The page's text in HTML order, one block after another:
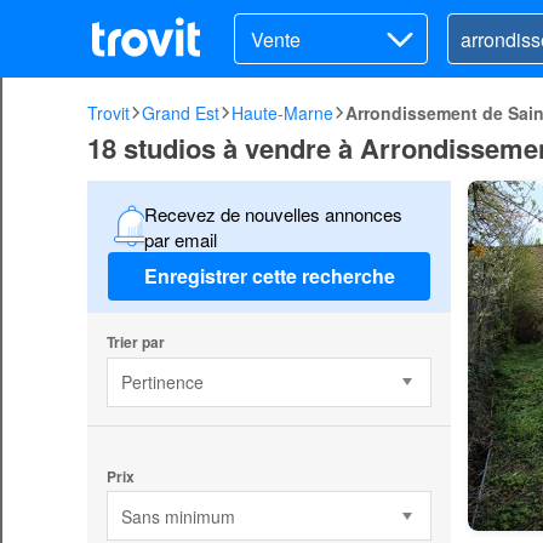
Vente
Trovit Grand Est Haute-Marne Arrondissement de
18 studios à vendre à
Recevez de nouvelles annonces
par email
Enregistrer cette recherche
Trier par
Pertinence
Prix
Sans minimum